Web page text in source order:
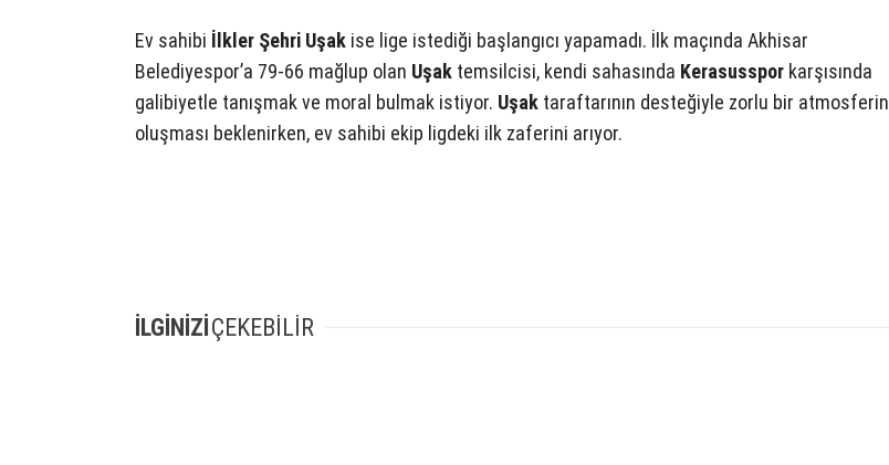
Ev sahibi İlkler Şehri Uşak ise lige istediği başlangıcı yapamadı. İlk maçında Akhisar
Belediyespor’a 79-66 mağlup olan Uşak temsilcisi, kendi sahasında Kerasusspor karşısında
galibiyetle tanışmak ve moral bulmak istiyor. Uşak taraftarının desteğiyle zorlu bir atmosferin
oluşması beklenirken, ev sahibi ekip ligdeki ilk zaferini arıyor.
İLGİNİZİÇEKEBİLİR